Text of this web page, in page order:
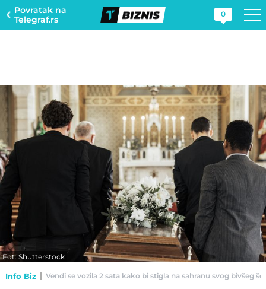
Povratak na
Telegraf.rs
0
Fot: Shutterstock
Info Biz Vendi se vozila 2 sata kako bi stigla na sahranu svog bivšeg